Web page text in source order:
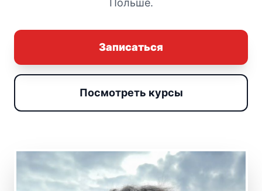
Польше.
Записаться
Посмотреть курсы